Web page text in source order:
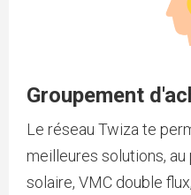
Groupement
Le réseau Twiza te
meilleures solutions,
solaire, VMC double